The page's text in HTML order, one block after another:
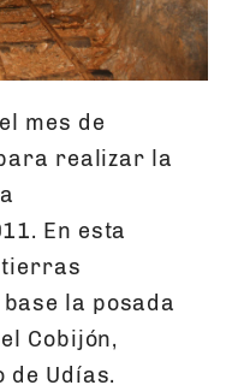
mes de
realizar la
En esta
tierras
la posada
Cobijón,
Udías.